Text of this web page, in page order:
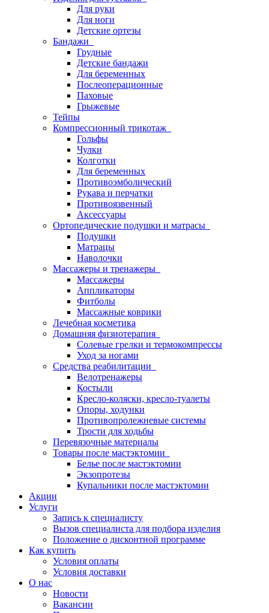
Для руки
Для ноги
Детские ортезы
Бандажи
Грудные
Детские бандажи
Для беременных
Послеоперационные
Паховые
Грыжевые
Тейпы
Компрессионный трикотаж
Гольфы
Чулки
Колготки
Для беременных
Противоэмболический
Рукава и перчатки
Противоязвенный
Аксессуары
Ортопедические подушки и матрасы
Подушки
Матрацы
Наволочки
Массажеры и тренажеры
Массажеры
Аппликаторы
Фитболы
Массажные коврики
Лечебная косметика
Домашняя физиотерапия
Солевые грелки и термокомпрессы
Уход за ногами
Средства реабилитации
Велотренажеры
Костыли
Кресло-коляски, кресло-туалеты
Опоры, ходунки
Противопролежневые системы
Трости для ходьбы
Перевязочные материалы
Товары после мастэктомии
Белье после мастэктомии
Экзопротезы
Купальники после мастэктомии
Акции
Услуги
Запись к специалисту
Вызов специалиста для подбора изделия
Положение о дисконтной программе
Как купить
Условия оплаты
Условия доставки
О нас
Новости
Вакансии